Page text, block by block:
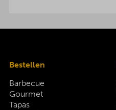
Bestellen
Barbecue
Gourmet
Tapas